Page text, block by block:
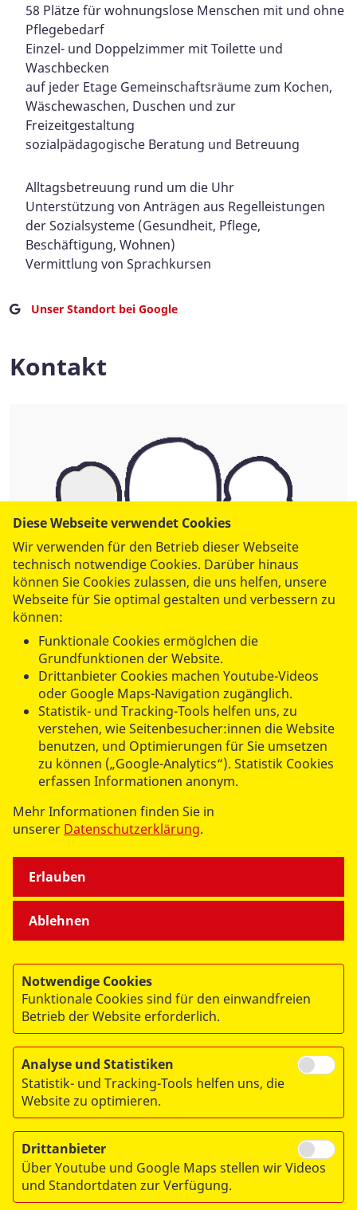
58 Plätze für wohnungslose Menschen mit und ohne
Pflegebedarf
Einzel- und Doppelzimmer mit Toilette und
Waschbecken
auf jeder Etage Gemeinschaftsräume zum Kochen,
Wäschewaschen, Duschen und zur
Freizeitgestaltung
sozialpädagogische Beratung und Betreuung
Alltagsbetreuung rund um die Uhr
Unterstützung von Anträgen aus Regelleistungen
der Sozialsysteme (Gesundheit, Pflege,
Beschäftigung, Wohnen)
Vermittlung von Sprachkursen
Unser Standort bei Google
Kontakt
INKLUSIO
Unterkunft für Wohnungslose
Tel.:030 92109369
schweinfurthstrasse@asb-berlin.de
ASB Nothilfe Berlin gGmbH
Schweinfurthstr. 4
14195 Berlin
© 2026 ASB Berlin
Impressum
Datenschutz
Sitemap
Links
Diese Webseite verwendet Cookies
Wir verwenden für den Betrieb dieser Webseite
technisch notwendige Cookies. Darüber hinaus
können Sie Cookies zulassen, die uns helfen, unsere
Webseite für Sie optimal gestalten und verbessern zu
können:
Funktionale Cookies ermöglchen die
Grundfunktionen der Website.
Drittanbieter Cookies machen Youtube-Videos
oder Google Maps-Navigation zugänglich.
Statistik- und Tracking-Tools helfen uns, zu
verstehen, wie Seitenbesucher:innen die Website
benutzen, und Optimierungen für Sie umsetzen
zu können („Google-Analytics“). Statistik Cookies
erfassen Informationen anonym.
Mehr Informationen finden Sie in
unserer Datenschutzerklärung.
Ablehnen
Erlauben
Notwendige Cookies
Funktionale Cookies sind für den einwandfreien
Betrieb der Website erforderlich.
Analyse und Statistiken
Statistik- und Tracking-Tools helfen uns, die
Website zu optimieren.
Drittanbieter
Über Youtube und Google Maps stellen wir Videos
und Standortdaten zur Verfügung.